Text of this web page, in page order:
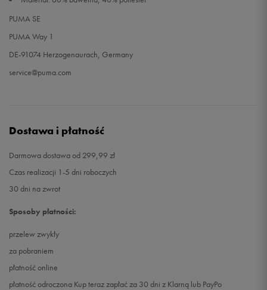
PUMA SE
PUMA Way 1
DE-91074 Herzogenaurach, Germany
service@puma.com
Dostawa i płatność
Darmowa dostawa od 299,99 zł
Czas realizacji 1-5 dni roboczych
30 dni na zwrot
Sposoby płatności:
przelew zwykły
za pobraniem
płatność online
płatność odroczona Kup teraz zapłać za 30 dni z Klarną lub PayPo